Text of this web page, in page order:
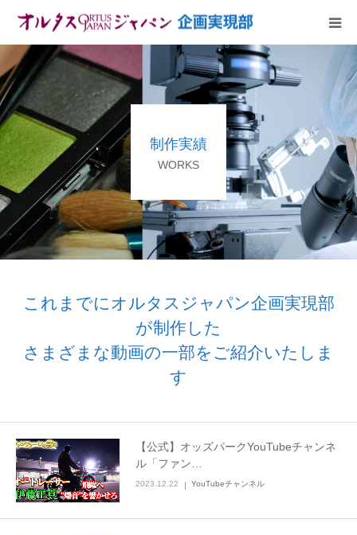
制作実績
WORKS
これまでにオルタスジャパン企画実現部
が制作した
さまざまな動画の一部をご紹介いたしま
す
【公式】オッズパークYouTubeチャンネ
ル「ファン…
2023.12.22 YouTubeチャンネル
HOME
放送予定
作品リスト
VOICE
企画実現部
リクルート